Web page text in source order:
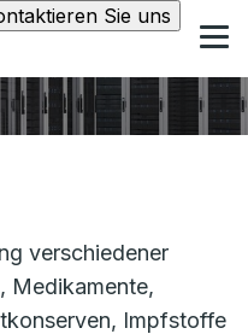
Sie uns
verschiedener
Medikamente,
Impfstoffe